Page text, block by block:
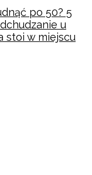
po 50? 5
u
stoi w miejscu